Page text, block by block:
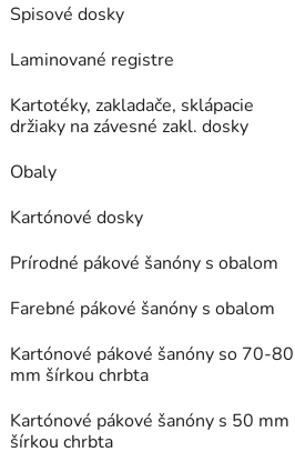
Spisové dosky
Laminované registre
Kartotéky, zakladače, sklápacie
držiaky na závesné zakl. dosky
Obaly
Kartónové dosky
Prírodné pákové šanóny s obalom
Farebné pákové šanóny s obalom
Kartónové pákové šanóny so 70-80
mm šírkou chrbta
Kartónové pákové šanóny s 50 mm
šírkou chrbta